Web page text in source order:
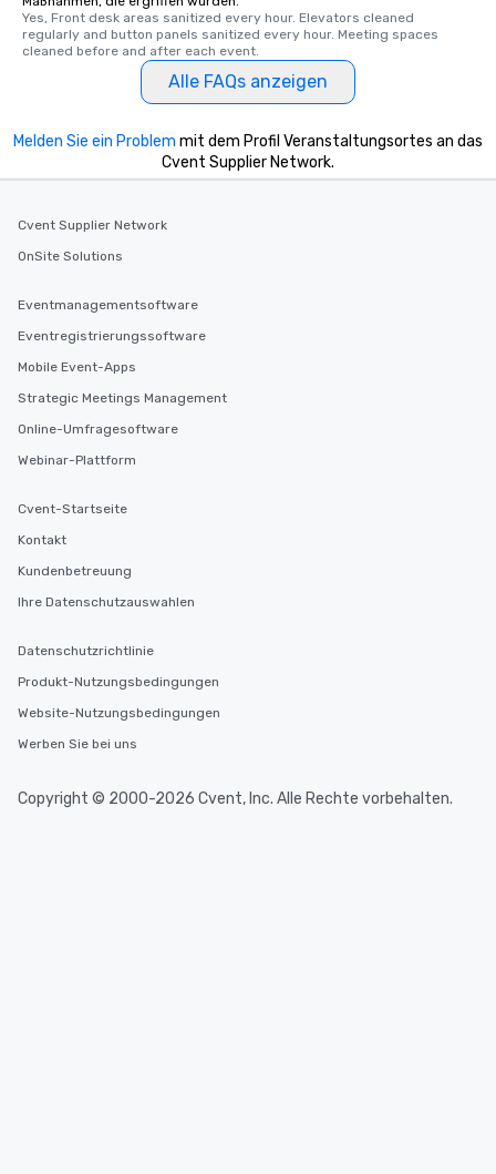
Yes, Front desk areas sanitized every hour. Elevators cleaned
regularly and button panels sanitized every hour. Meeting spaces
cleaned before and after each event.
Alle FAQs anzeigen
Melden Sie ein Problem mit dem Profil Veranstaltungsortes an das
Cvent Supplier Network.
Cvent Supplier Network
OnSite Solutions
Eventmanagementsoftware
Eventregistrierungssoftware
Mobile Event-Apps
Strategic Meetings Management
Online-Umfragesoftware
Webinar-Plattform
Cvent-Startseite
Kontakt
Kundenbetreuung
Ihre Datenschutzauswahlen
Datenschutzrichtlinie
Produkt-Nutzungsbedingungen
Website-Nutzungsbedingungen
Werben Sie bei uns
Copyright © 2000-2026 Cvent, Inc. Alle Rechte vorbehalten.